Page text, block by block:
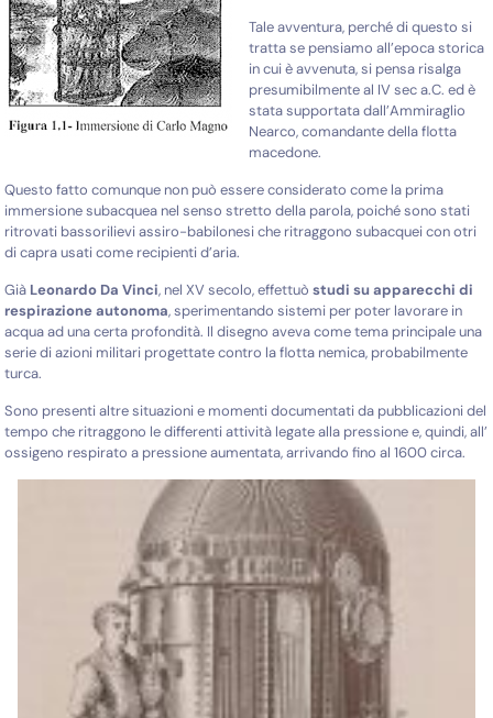
Tale avventura, perché di questo si
tratta se pensiamo all’epoca storica
in cui è avvenuta, si pensa risalga
presumibilmente al IV sec a.C. ed è
stata supportata dall’Ammiraglio
Nearco, comandante della flotta
macedone.
Questo fatto comunque non può essere considerato come la prima
immersione subacquea nel senso stretto della parola, poiché sono stati
ritrovati bassorilievi assiro-babilonesi che ritraggono subacquei con otri
di capra usati come recipienti d’aria.
Già Leonardo Da Vinci, nel XV secolo, effettuòstudi su apparecchi di
respirazione autonoma, sperimentando sistemi per poter lavorare in
acqua ad una certa profondità. Il disegno aveva come tema principale una
serie di azioni militari progettate contro la flotta nemica, probabilmente
turca.
Sono presenti altre situazioni e momenti documentati da pubblicazioni del
tempo che ritraggono le differenti attività legate alla pressione e, quindi, all’
ossigeno respirato a pressione aumentata, arrivando fino al 1600 circa.